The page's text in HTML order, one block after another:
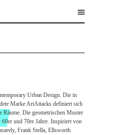
Urban Design. Die in
Marke ArtAttacks definiert sich
Räume. Die geometrischen Muster
60er und 70er Jahre. Inspiriert von
Frank Stella, Ellsworth